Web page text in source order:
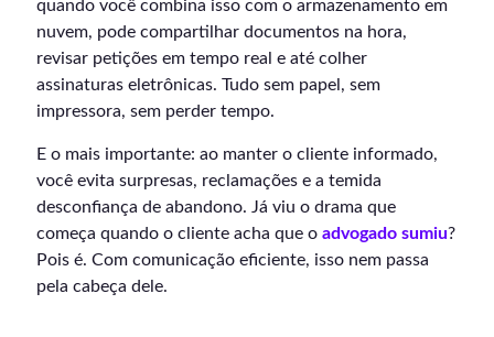
quando você combina isso com o armazenamento em
nuvem, pode compartilhar documentos na hora,
revisar petições em tempo real e até colher
assinaturas eletrônicas. Tudo sem papel, sem
impressora, sem perder tempo.
E o mais importante: ao manter o cliente informado,
você evita surpresas, reclamações e a temida
desconfiança de abandono. Já viu o drama que
começa quando o cliente acha que o advogado sumiu?
Pois é. Com comunicação eficiente, isso nem passa
pela cabeça dele.